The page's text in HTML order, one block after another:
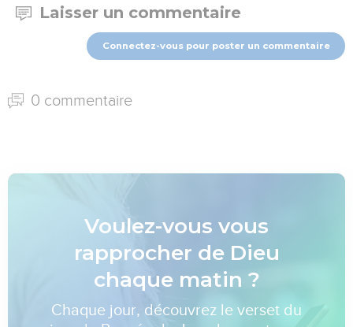
Laisser un commentaire
Connectez-vous pour poster un commentaire
0 commentaire
Voulez-vous vous
rapprocher de Dieu
chaque matin ?
Chaque jour, découvrez le verset du